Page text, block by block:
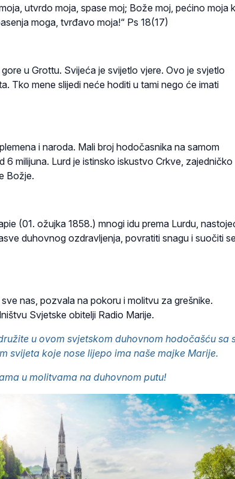
utvrdo moja, spase moj; Bože moj, pećino moja
moga, tvrđavo moja!“ Ps 18(17)
u Grottu. Svijeća je svijetlo vjere. Ovo je svjetlo
Tko mene slijedi neće hoditi u tami nego će imati
i naroda. Mali broj hodočasnika na samom
6 milijuna. Lurd je istinsko iskustvo Crkve, zajedničko
Božje.
(01. ožujka 1858.) mnogi idu prema Lurdu,
duhovnog ozdravljenja, povratiti snagu i suočiti
nas, pozvala na pokoru i molitvu za grešnike.
Svjetske obitelji Radio Marije.
u ovom svjetskom duhovnom hodočašću sa
svijeta koje nose lijepo ima naše majke Marije.
u molitvama na duhovnom putu!